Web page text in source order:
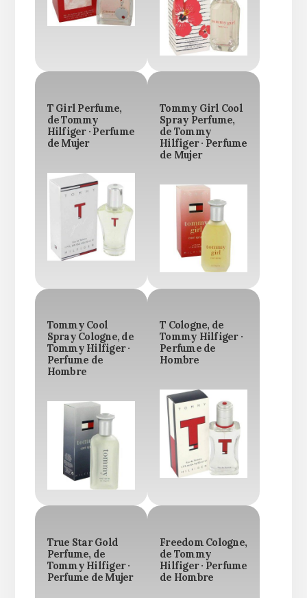
T Girl Perfume,
de Tommy
Hilfiger · Perfume
de Mujer
Tommy Girl Cool
Spray Perfume,
de Tommy
Hilfiger · Perfume
de Mujer
Tommy Cool
Spray Cologne, de
Tommy Hilfiger ·
Perfume de
Hombre
T Cologne, de
Tommy Hilfiger ·
Perfume de
Hombre
True Star Gold
Perfume, de
Tommy Hilfiger ·
Perfume de Mujer
Freedom Cologne,
de Tommy
Hilfiger · Perfume
de Hombre